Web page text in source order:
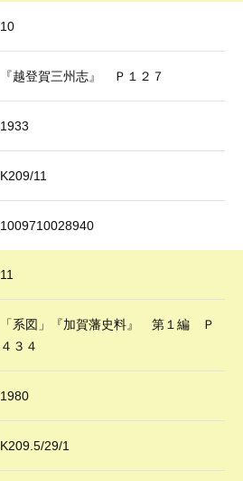
10
『越登賀三州志』 Ｐ１２７
1933
K209/11
1009710028940
11
「系図」『加賀藩史料』 第１編 Ｐ
４３４
1980
K209.5/29/1